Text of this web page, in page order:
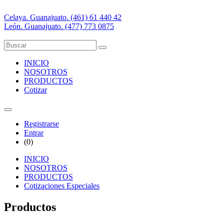
Celaya. Guanajuato. (461) 61 440 42
León. Guanajuato. (477) 773 0875
INICIO
NOSOTROS
PRODUCTOS
Cotizar
Registrarse
Entrar
(0)
INICIO
NOSOTROS
PRODUCTOS
Cotizaciones Especiales
Productos